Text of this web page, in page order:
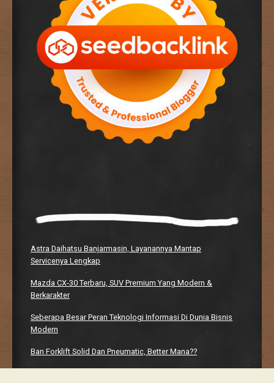
Astra Daihatsu Banjarmasin, Layanannya Mantap
Servicenya Lengkap
Mazda CX-30 Terbaru, SUV Premium Yang Modern &
Berkarakter
Seberapa Besar Peran Teknologi Informasi Di Dunia Bisnis
Modern
Ban Forklift Solid Dan Pneumatic, Better Mana??